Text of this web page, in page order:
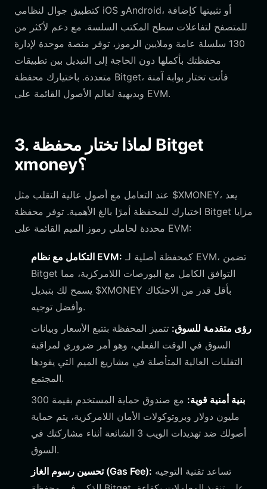
كتطبيق جوال لنظامي iOS وAndroid، أو تثبيتها كإضافة
للمتصفح لتفاعلات سطح المكتب السلسة. مع دعم لأكثر من
130 سلسلة عامة وملايين الرموز، توفر منصة موحدة لإدارة
محفظتك بأكملها دون الحاجة إلى التبديل بين تطبيقات
متعددة. باختيارك محفظة Bitget، فأنت تختار بوابة آمنة
وبديهية لعالم الأصول القائمة على EVM.
3. لماذا تختار محفظة Bitget
xmoney؟
عند التعامل مع أصول عالية التقلب مثل $XMONEY، يعد
اختيارك للمحفظة أمرًا بالغ الأهمية. توفر محفظة Bitget مزايا
محددة لحاملي رموز الميم القائمة على EVM:
التكامل مع نظام EVM: كمحفظة أصلية لـ EVM، تضمن
Bitget التوافق الكامل مع البورصات اللامركزية، مما
يسمح لك بتبديل $XMONEY بأقل قدر من الاحتكاك
وأفضل توجيه.
رؤى متقدمة للسوق: تتميز المحفظة بتتبع الأسعار وبيانات
السوق في الوقت الفعلي، وهو أمر ضروري لمراقبة
التقلبات العالية المتأصلة في مشاريع الميم التي يقودها
المجتمع.
بنية أمنية قوية:
مع صندوق حماية المستخدم بقيمة 300
مليون دولار وبروتوكولات الأمان اللامركزية، يتم حماية
أصولك ضد تهديدات الويب 3 الشائعة أثناء مشاركتك في
السوق.
تحسين رسوم الغاز (Gas Fee):